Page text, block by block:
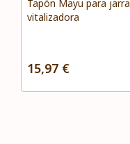
Tapón Mayu para jarra
vitalizadora
15,97 €